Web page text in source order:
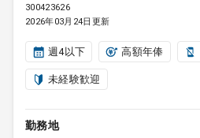
300423626
2026年03月24日更新
週4以下 高額年俸
未経験歓迎
勤務地